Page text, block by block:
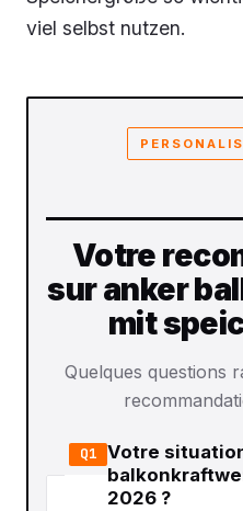
viel selbst nutzen.
Votre
sur anker
mit
Quelques questions
Q1 Votre
2026 ?